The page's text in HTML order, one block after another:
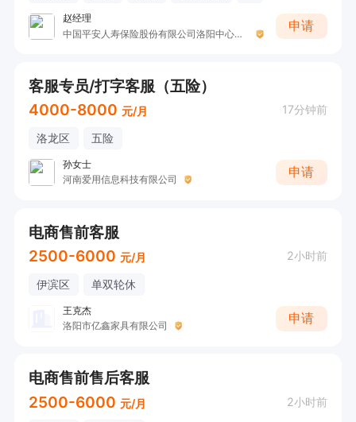
赵经理
中国平安人寿保险股份有限公司洛阳中心支公司
申请
客服专员/打字客服（五险）
4000-8000 元/月 17分钟前
洛龙区 五险
孙女士
河南爱用信息科技有限公司
申请
电商售前客服
2500-6000 元/月 2小时前
伊滨区 单双轮休
王克杰
洛阳市亿鑫家具有限公司
申请
电商售前售后客服
2500-6000 元/月 2小时前